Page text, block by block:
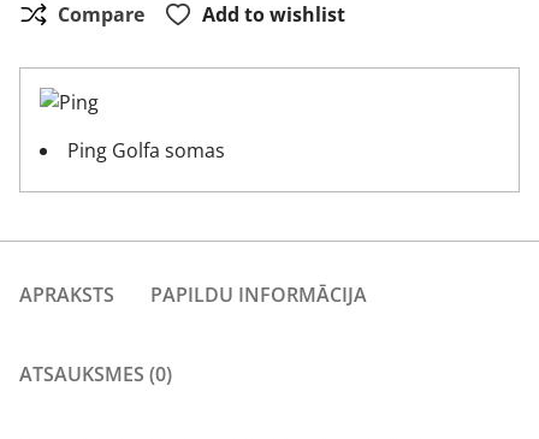
Compare Add to wishlist
Ping Golfa somas
APRAKSTS PAPILDU INFORMĀCIJA
ATSAUKSMES (0)